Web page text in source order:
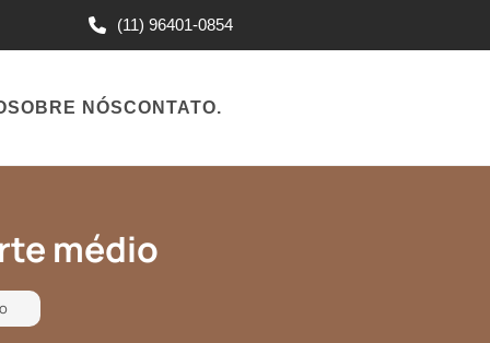
(11) 96401-0854
SOBRE NÓSCONTATO.
médio